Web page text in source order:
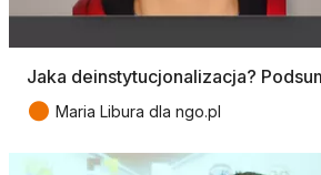
Jaka deinstytucjonalizacja?
● Maria Libura dla ngo.pl